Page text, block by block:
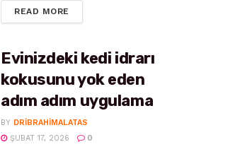
READ MORE
Evinizdeki kedi idrarı
kokusunu yok eden
adım adım uygulama
BY DRIBRAHIMALATAS
ŞUBAT 17, 2026
0